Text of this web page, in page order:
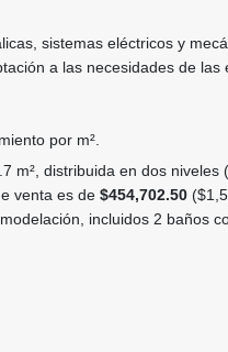
sistemas eléctricos y
a las necesidades de las
por m².
m², distribuida en dos niveles
venta es de $454,702.50
incluidos 2 baños